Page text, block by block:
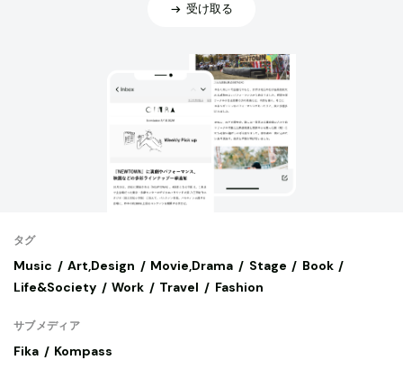
受け取る
タグ
Music Art,Design Movie,Drama Stage
Book
Life&Society
Work Travel Fashion
サブメディア
Fika Kompass